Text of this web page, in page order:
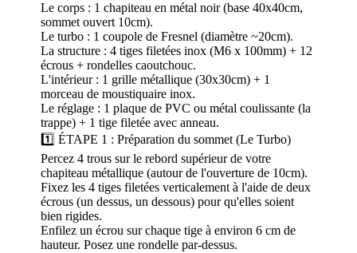
Le corps : 1 chapiteau en métal noir (base 40x40cm,
sommet ouvert 10cm).
Le turbo : 1 coupole de Fresnel (diamètre ~20cm).
La structure : 4 tiges filetées inox (M6 x 100mm) + 12
écrous + rondelles caoutchouc.
L'intérieur : 1 grille métallique (30x30cm) + 1
morceau de moustiquaire inox.
Le réglage : 1 plaque de PVC ou métal coulissante (la
trappe) + 1 tige filetée avec anneau.
1️⃣ ÉTAPE 1 : Préparation du sommet (Le Turbo)
Percez 4 trous sur le rebord supérieur de votre
chapiteau métallique (autour de l'ouverture de 10cm).
Fixez les 4 tiges filetées verticalement à l'aide de deux
écrous (un dessus, un dessous) pour qu'elles soient
bien rigides.
Enfilez un écrou sur chaque tige à environ 6 cm de
hauteur. Posez une rondelle par-dessus.